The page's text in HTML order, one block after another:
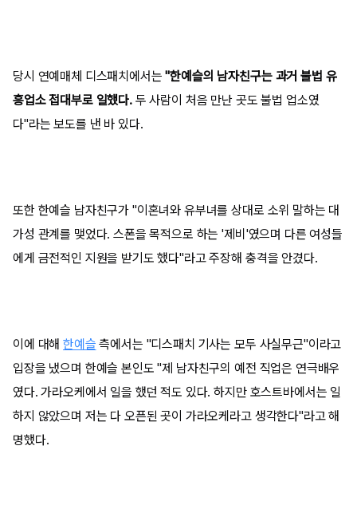
당시 연예매체 디스패치에서는 "한예슬의 남자친구는 과거 불법 유
흥업소 접대부로 일했다. 두 사람이 처음 만난 곳도 불법 업소였
다"라는 보도를 낸 바 있다.
또한 한예슬 남자친구가 "이혼녀와 유부녀를 상대로 소위 말하는 대
가성 관계를 맺었다. 스폰을 목적으로 하는 '제비'였으며 다른 여성들
에게 금전적인 지원을 받기도 했다"라고 주장해 충격을 안겼다.
이에 대해한예슬 측에서는 "디스패치 기사는 모두 사실무근"이라고
입장을 냈으며 한예슬 본인도 "제 남자친구의 예전 직업은 연극배우
였다. 가라오케에서 일을 했던 적도 있다. 하지만 호스트바에서는 일
하지 않았으며 저는 다 오픈된 곳이 가라오케라고 생각한다"라고 해
명했다.